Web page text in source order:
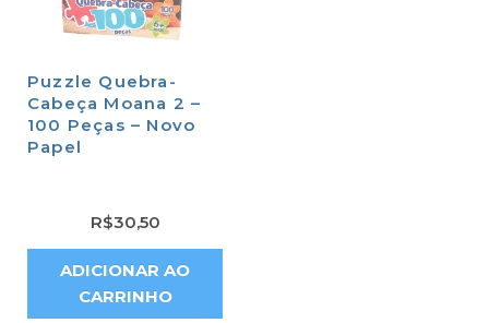
Puzzle Quebra-
Cabeça Moana 2 –
100 Peças – Novo
Papel
R$30,50
ADICIONAR AO
CARRINHO